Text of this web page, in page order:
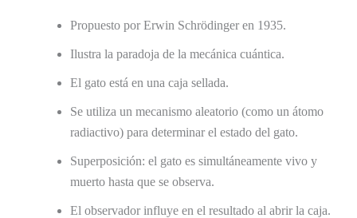
Propuesto por Erwin Schrödinger en 1935.
Ilustra la paradoja de la mecánica cuántica.
El gato está en una caja sellada.
Se utiliza un mecanismo aleatorio (como un átomo
radiactivo) para determinar el estado del gato.
Superposición: el gato es simultáneamente vivo y
muerto hasta que se observa.
El observador influye en el resultado al abrir la caja.